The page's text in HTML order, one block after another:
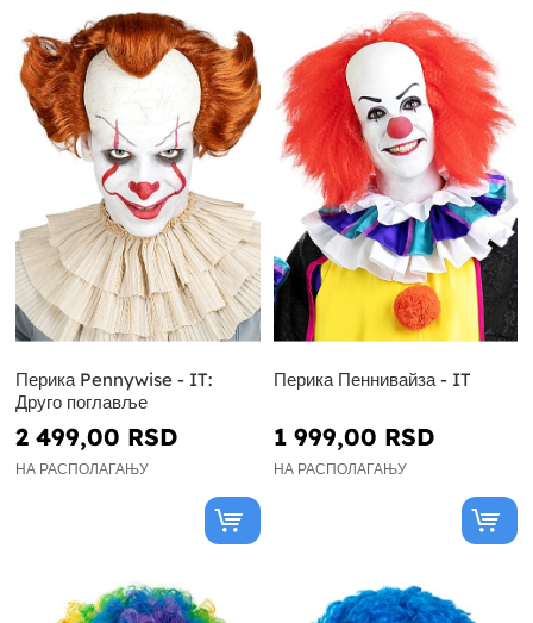
Перика Pennywise - IT:
Друго поглавље
2 499,00 RSD
НА РАСПОЛАГАЊУ
Перика Пеннивайза - IT
1 999,00 RSD
НА РАСПОЛАГАЊУ